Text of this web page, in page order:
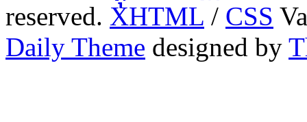
reserved. XHTML / CSS
Daily Theme designed by